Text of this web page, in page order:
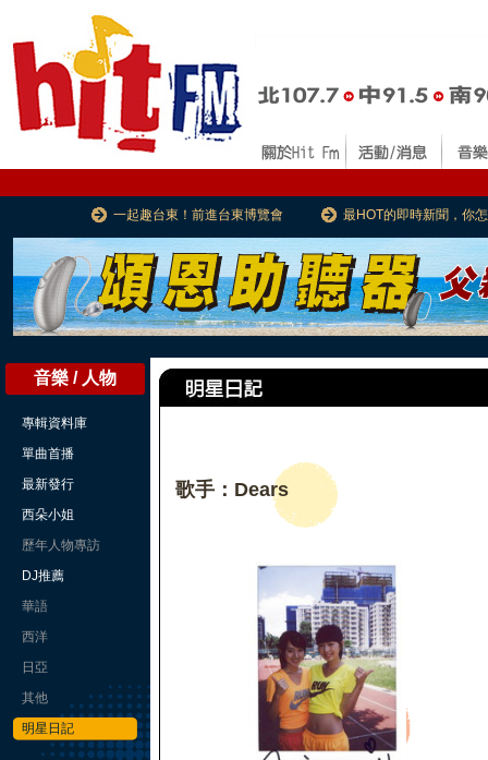
一起趣台東！前進台東博覽會 最HOT的即時新聞，你
音樂 / 人物
專輯資料庫
單曲首播
最新發行
西朵小姐
歷年人物專訪
DJ推薦
華語
西洋
日亞
其他
明星日記
歌手：Dears